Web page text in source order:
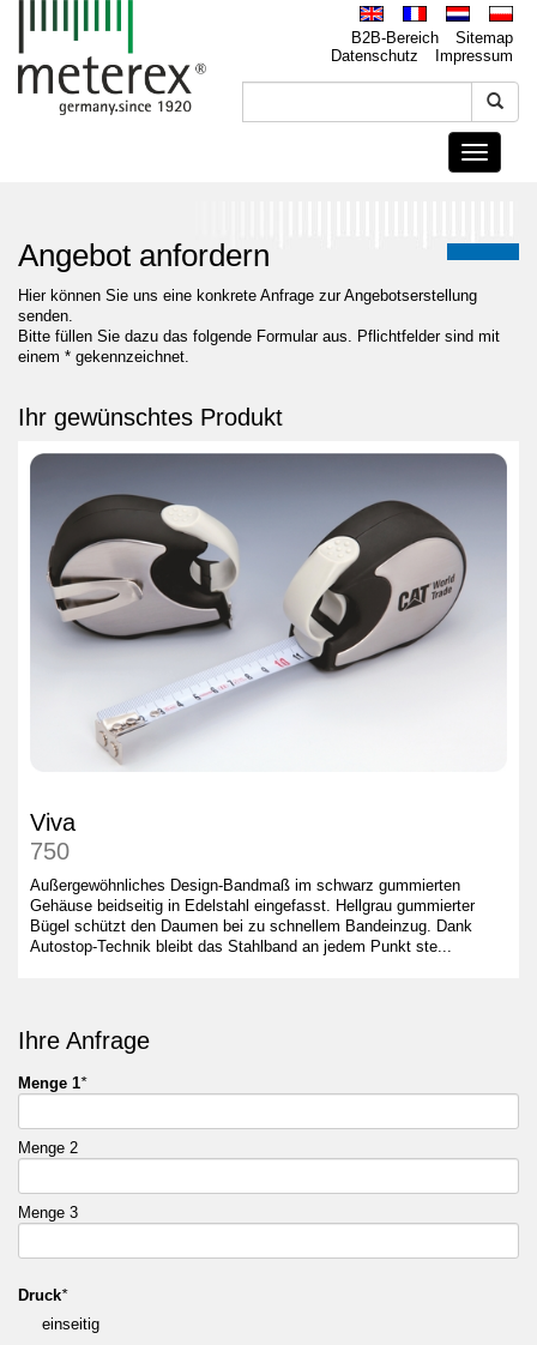
B2B-Bereich
Sitemap
Datenschutz
Impressum
Toggle
Angebot anfordern
Hier können Sie uns eine konkrete Anfrage zur Angebotserstellung
senden.
Bitte füllen Sie dazu das folgende Formular aus. Pflichtfelder sind mit
einem * gekennzeichnet.
Ihr gewünschtes Produkt
Viva
750
Außergewöhnliches Design-Bandmaß im schwarz gummierten
Gehäuse beidseitig in Edelstahl eingefasst. Hellgrau gummierter
Bügel schützt den Daumen bei zu schnellem Bandeinzug. Dank
Autostop-Technik bleibt das Stahlband an jedem Punkt ste...
Ihre Anfrage
Menge 1*
Menge 2
Menge 3
Druck*
einseitig